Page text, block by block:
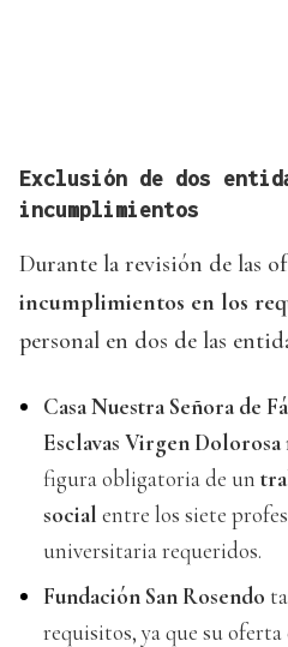
Exclusión de dos
incumplimientos
Durante la revisión de las
incumplimientos en los
personal en dos de las
Casa Nuestra Señora de
Esclavas Virgen Dolorosa
figura obligatoria de un
social entre los siete
universitaria requeridos.
Fundación San Rosendo
requisitos, ya que su